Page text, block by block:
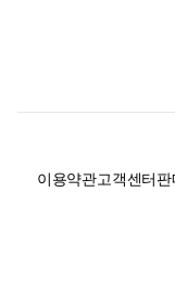
이용약관고객센터판